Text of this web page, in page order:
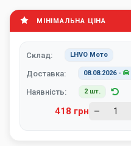
МІНІМАЛЬНА ЦІНА
Склад: LHVO Мото
Доставка: 08.08.2026-
Наявність: 2 шт.
418 грн